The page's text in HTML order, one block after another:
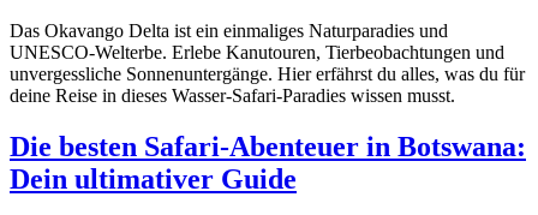
Das Okavango Delta ist ein einmaliges Naturparadies und
UNESCO-Welterbe. Erlebe Kanutouren, Tierbeobachtungen und
unvergessliche Sonnenuntergänge. Hier erfährst du alles, was du für
deine Reise in dieses Wasser-Safari-Paradies wissen musst.
Die besten Safari-Abenteuer in Botswana:
Dein ultimativer Guide